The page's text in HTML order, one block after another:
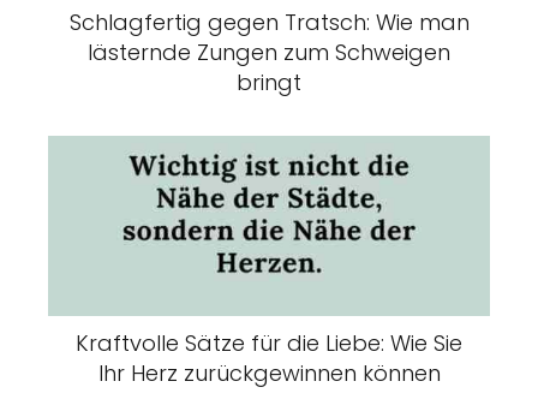
Schlagfertig gegen Tratsch: Wie man
lästernde Zungen zum Schweigen
bringt
Kraftvolle Sätze für die Liebe: Wie Sie
Ihr Herz zurückgewinnen können